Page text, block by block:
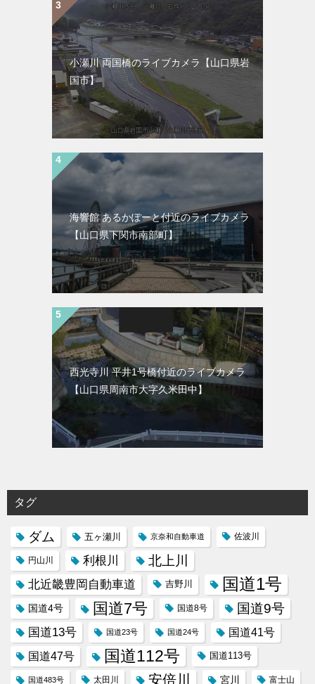
小瀬川 両国橋のライブカメラ【山口県岩
国市】
海響館 あるかぽーと付近のライブカメラ
【山口県下関市南部町】
西光寺川 平井1号橋付近のライブカメラ
【山口県周南市大字久米田中】
タグ
ダム 五ヶ瀬川 京奈和自動車道 佐波川
円山川 利根川 北上川
北近畿豊岡自動車道 吉野川 国道1号
国道4号 国道7号 国道8号 国道9号
国道13号 国道23号 国道24号 国道41号
国道47号 国道112号 国道113号
国道483号 太田川 安倍川 宮川 富士山